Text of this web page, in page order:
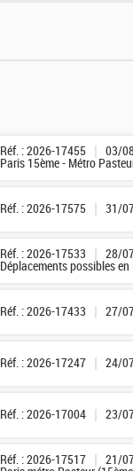
Réf. : 2026-17455 03/
Paris 15ème - Métro
Réf. : 2026-17575 31/
Réf. : 2026-17533 28/
Déplacements possibles en
Réf. : 2026-17433 27/
Réf. : 2026-17247 24/
Réf. : 2026-17004 23/
Réf. : 2026-17517 21/